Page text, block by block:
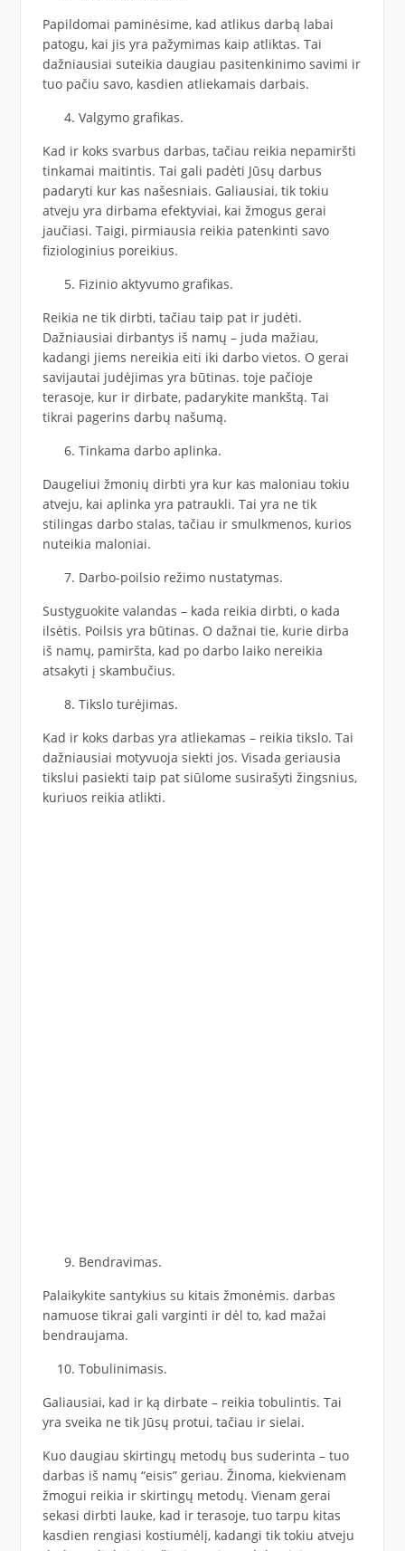
Papildomai paminėsime, kad atlikus darbą labai
patogu, kai jis yra pažymimas kaip atliktas. Tai
dažniausiai suteikia daugiau pasitenkinimo savimi ir
tuo pačiu savo, kasdien atliekamais darbais.
Valgymo grafikas.
Kad ir koks svarbus darbas, tačiau reikia nepamiršti
tinkamai maitintis. Tai gali padėti Jūsų darbus
padaryti kur kas našesniais. Galiausiai, tik tokiu
atveju yra dirbama efektyviai, kai žmogus gerai
jaučiasi. Taigi, pirmiausia reikia patenkinti savo
fiziologinius poreikius.
Fizinio aktyvumo grafikas.
Reikia ne tik dirbti, tačiau taip pat ir judėti.
Dažniausiai dirbantys iš namų – juda mažiau,
kadangi jiems nereikia eiti iki darbo vietos. O gerai
savijautai judėjimas yra būtinas. toje pačioje
terasoje, kur ir dirbate, padarykite mankštą. Tai
tikrai pagerins darbų našumą.
Tinkama darbo aplinka.
Daugeliui žmonių dirbti yra kur kas maloniau tokiu
atveju, kai aplinka yra patraukli. Tai yra ne tik
stilingas darbo stalas, tačiau ir smulkmenos, kurios
nuteikia maloniai.
Darbo-poilsio režimo nustatymas.
Sustyguokite valandas – kada reikia dirbti, o kada
ilsėtis. Poilsis yra būtinas. O dažnai tie, kurie dirba
iš namų, pamiršta, kad po darbo laiko nereikia
atsakyti į skambučius.
Tikslo turėjimas.
Kad ir koks darbas yra atliekamas – reikia tikslo. Tai
dažniausiai motyvuoja siekti jos. Visada geriausia
tikslui pasiekti taip pat siūlome susirašyti žingsnius,
kuriuos reikia atlikti.
Bendravimas.
Palaikykite santykius su kitais žmonėmis. darbas
namuose tikrai gali varginti ir dėl to, kad mažai
bendraujama.
Tobulinimasis.
Galiausiai, kad ir ką dirbate – reikia tobulintis. Tai
yra sveika ne tik Jūsų protui, tačiau ir sielai.
Kuo daugiau skirtingų metodų bus suderinta – tuo
darbas iš namų “eisis” geriau. Žinoma, kiekvienam
žmogui reikia ir skirtingų metodų. Vienam gerai
sekasi dirbti lauke, kad ir terasoje, tuo tarpu kitas
kasdien rengiasi kostiumėlį, kadangi tik tokiu atveju